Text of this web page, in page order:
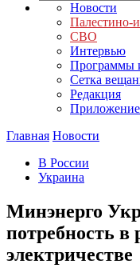
Новости
Палестино-
СВО
Интервью
Программы
Сетка
Редакция
Приложение
Главная Новости
В России
Украина
Минэнерго
потребность в
электричестве